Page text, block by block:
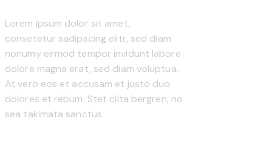
Lorem ipsum dolor sit amet,
consetetur sadipscing elitr, sed diam
nonumy eirmod tempor invidunt labore
dolore magna erat, sed diam voluptua.
At vero eos et accusam et justo duo
dolores et rebum. Stet clita bergren, no
sea takimata sanctus.